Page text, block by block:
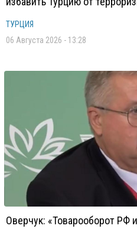
ТУРЦИЯ
06 Августа 2026 - 13:28
Оверчук: «Товарооборот РФ